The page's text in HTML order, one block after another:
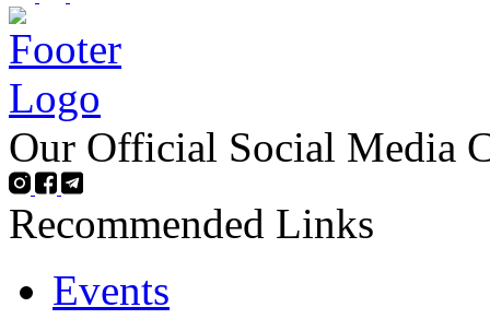
Our Official Social Media
Recommended Links
Events